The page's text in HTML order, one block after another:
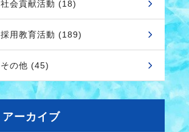
社会貢献活動 (18)
採用教育活動 (189)
その他 (45)
アーカイブ